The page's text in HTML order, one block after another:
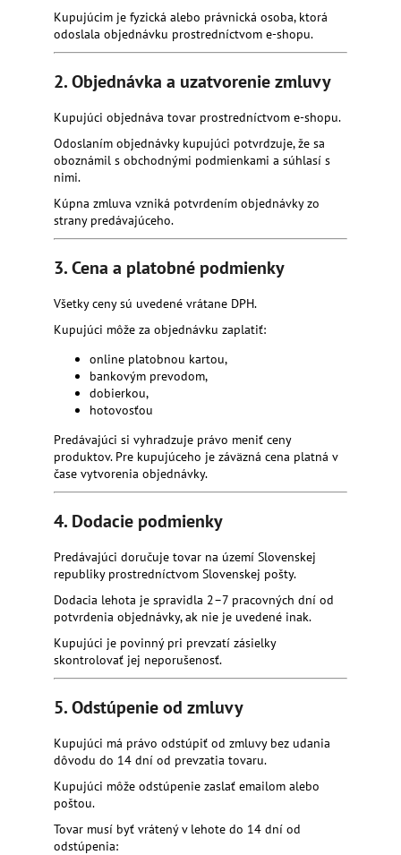
Kupujúcim je fyzická alebo právnická osoba, ktorá
odoslala objednávku prostredníctvom e-shopu.
2. Objednávka a uzatvorenie zmluvy
Kupujúci objednáva tovar prostredníctvom e-shopu.
Odoslaním objednávky kupujúci potvrdzuje, že sa
oboznámil s obchodnými podmienkami a súhlasí s
nimi.
Kúpna zmluva vzniká potvrdením objednávky zo
strany predávajúceho.
3. Cena a platobné podmienky
Všetky ceny sú uvedené vrátane DPH.
Kupujúci môže za objednávku zaplatiť:
online platobnou kartou,
bankovým prevodom,
dobierkou,
hotovosťou
Predávajúci si vyhradzuje právo meniť ceny
produktov. Pre kupujúceho je záväzná cena platná v
čase vytvorenia objednávky.
4. Dodacie podmienky
Predávajúci doručuje tovar na území Slovenskej
republiky prostredníctvom Slovenskej pošty.
Dodacia lehota je spravidla 2–7 pracovných dní od
potvrdenia objednávky, ak nie je uvedené inak.
Kupujúci je povinný pri prevzatí zásielky
skontrolovať jej neporušenosť.
5. Odstúpenie od zmluvy
Kupujúci má právo odstúpiť od zmluvy bez udania
dôvodu do 14 dní od prevzatia tovaru.
Kupujúci môže odstúpenie zaslať emailom alebo
poštou.
Tovar musí byť vrátený v lehote do 14 dní od
odstúpenia:
HĽADAŤ